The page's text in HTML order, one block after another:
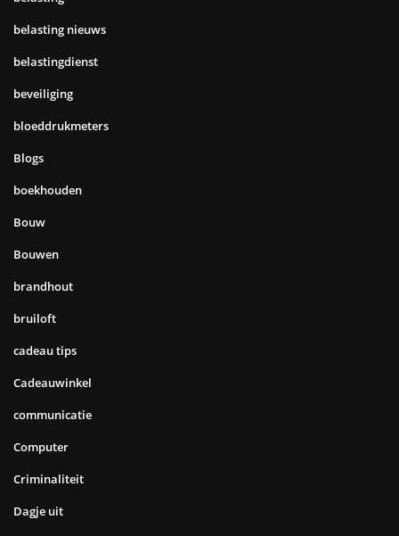
belasting nieuws
belastingdienst
beveiliging
bloeddrukmeters
Blogs
boekhouden
Bouw
Bouwen
brandhout
bruiloft
cadeau tips
Cadeauwinkel
communicatie
Computer
Criminaliteit
Dagje uit